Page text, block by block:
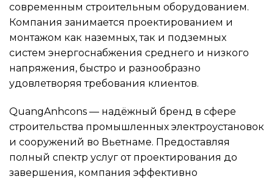
современным строительным оборудованием.
Компания занимается проектированием и
монтажом как наземных, так и подземных
систем энергоснабжения среднего и низкого
напряжения, быстро и разнообразно
удовлетворяя требования клиентов.
QuangAnhcons — надёжный бренд в сфере
строительства промышленных электроустановок
и сооружений во Вьетнаме. Предоставляя
полный спектр услуг от проектирования до
завершения, компания эффективно